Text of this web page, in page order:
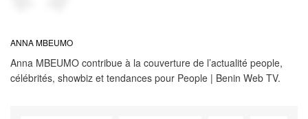
ANNA MBEUMO
Anna MBEUMO contribue à la couverture de l’actualité people,
célébrités, showbiz et tendances pour People | Benin Web TV.